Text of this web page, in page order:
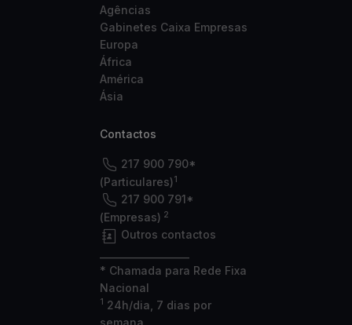
Agências
Gabinetes Caixa Empresas
Europa
África
América
Ásia
Contactos
217 900 790*
(Particulares)1
217 900 791*
(Empresas) 2
Outros contactos
* Chamada para Rede Fixa
Nacional
1 24h/dia, 7 dias por
semana